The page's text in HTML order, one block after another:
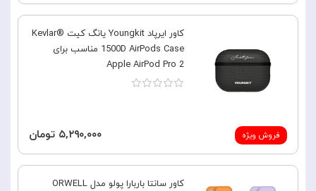
فروش ویژه
کاور ایرپاد Youngkit یانگ کیت Kevlar®
1500D AirPods Case مناسب برای
Apple AirPod Pro 2
۵,۲۹۰,۰۰۰ تومان
کاور سانتا باربارا پولو مدل ORWELL